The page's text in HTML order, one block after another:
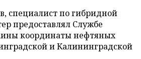
специалист по гибридной
предоставлял Службе
координаты нефтяных
и Калининградской